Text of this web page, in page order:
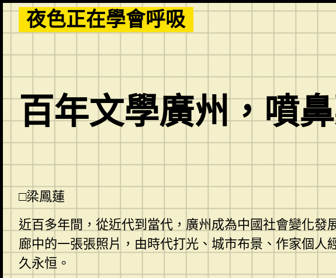
Skip
to
content
夜色正在學會呼吸
百年文學廣州，噴
□梁鳳蓮
近百多年間，從近代到當代，廣州成為中國社會變化
廊中的一張張照片，由時代打光、城市布景、作家個
久永恒。